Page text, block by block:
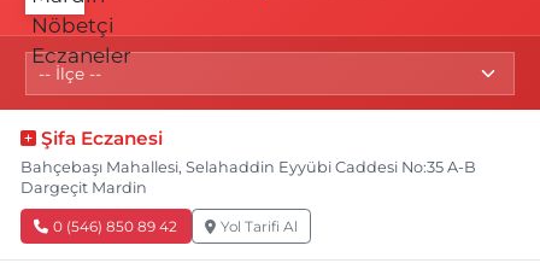
Şifa Eczanesi
Bahçebaşı Mahallesi, Selahaddin Eyyübi Caddesi No:35 A-B
Dargeçit Mardin
0 (546) 850 89 42 Yol Tarifi Al